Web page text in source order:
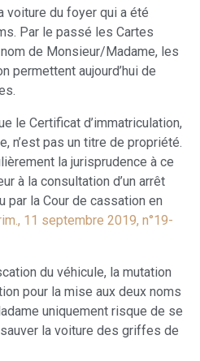
voiture du foyer qui a été
Par le passé les Cartes
de Monsieur/Madame, les
permettent aujourd’hui de
le Certificat d’immatriculation,
n’est pas un titre de propriété.
la jurisprudence à ce
à la consultation d’un arrêt
par la Cour de cassation en
11 septembre 2019, n°19-
du véhicule, la mutation
pour la mise aux deux noms
uniquement risque de se
la voiture des griffes de